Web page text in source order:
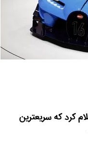
کرد که سریعترین